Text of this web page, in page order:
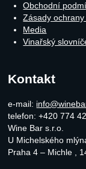
Obchodní
Zásady
Media
Vinařský
Kontakt
e-mail:
telefon: +420 774
Wine Bar s.r.o.
U Michelského
Praha 4 – Michle